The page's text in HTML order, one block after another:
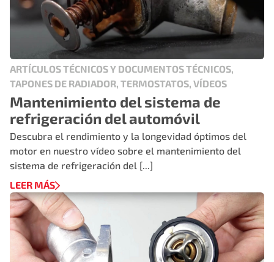
ARTÍCULOS TÉCNICOS Y DOCUMENTOS TÉCNICOS,
TAPONES DE RADIADOR, TERMOSTATOS, VÍDEOS
Mantenimiento del sistema de
refrigeración del automóvil
Descubra el rendimiento y la longevidad óptimos del
motor en nuestro vídeo sobre el mantenimiento del
sistema de refrigeración del [...]
LEER MÁS